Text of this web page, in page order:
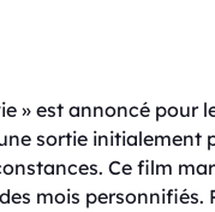
» est annoncé pour
sortie initialement
Ce film
mois